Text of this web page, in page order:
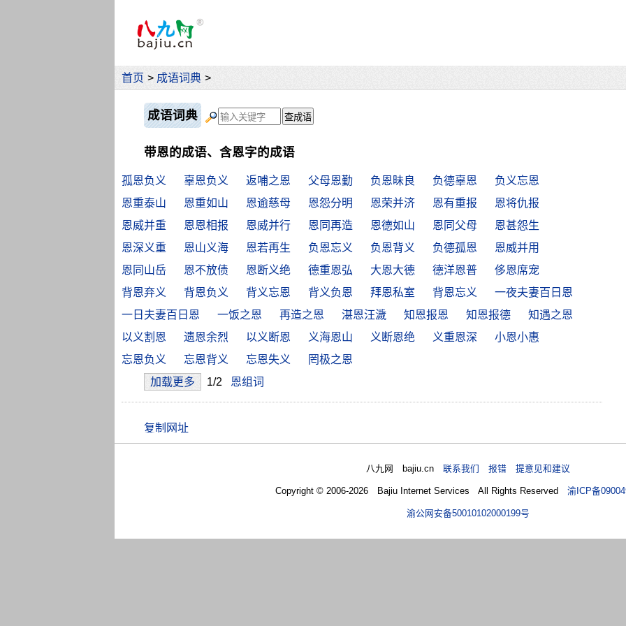
首页 > 成语词典 >
成语词典
带恩的成语、含恩字的成语
孤恩负义 辜恩负义 返哺之恩 父母恩勤 负恩昧良 负德辜恩
负义忘恩
恩重泰山
恩重如山 恩逾慈母 恩怨分明 恩荣并济 恩有重报
恩将仇报
恩威并重
恩恩相报 恩威并行 恩同再造 恩德如山 恩同父母
恩甚怨生
恩深义重
恩山义海 恩若再生 负恩忘义 负恩背义 负德孤恩
恩威并用
恩同山岳
恩不放债 恩断义绝 德重恩弘 大恩大德 德洋恩普
侈恩席宠
背恩弃义
背恩负义 背义忘恩 背义负恩 拜恩私室 背恩忘义
一夜夫妻百日恩
一日夫妻百日恩
一饭之恩 再造之恩 湛恩汪濊 知恩报恩 知恩报德
知遇之恩
以义割恩
遗恩余烈 以义断恩 义海恩山 义断恩绝 义重恩深
小恩小惠
忘恩负义
忘恩背义 忘恩失义
罔极之恩
加载更多
1/2 恩组词
八九网 bajiu.cn联系我们 报错 提意见和建议
Copyright © 2006-2026 Bajiu Internet Services All Rights Reserved 渝ICP备
渝公网安备50010102000199号